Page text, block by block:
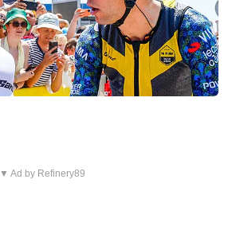
▼ Ad by Refinery89